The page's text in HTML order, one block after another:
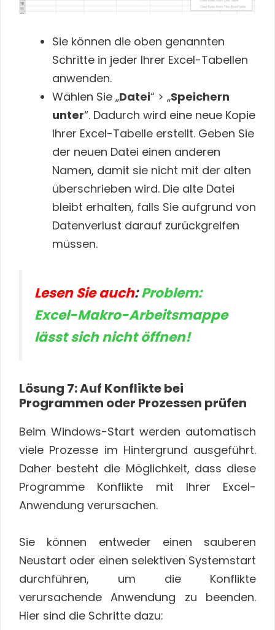
Sie können die oben genannten
Schritte in jeder Ihrer Excel-Tabellen
anwenden.
Wählen Sie „Datei“ > „Speichern
unter“. Dadurch wird eine neue Kopie
Ihrer Excel-Tabelle erstellt. Geben Sie
der neuen Datei einen anderen
Namen, damit sie nicht mit der alten
überschrieben wird. Die alte Datei
bleibt erhalten, falls Sie aufgrund von
Datenverlust darauf zurückgreifen
müssen.
Lesen Sie auch:Problem:
Excel-Makro-Arbeitsmappe
lässt sich nicht öffnen!
Lösung 7: Auf Konflikte bei
Programmen oder Prozessen prüfen
Beim Windows-Start werden automatisch
viele Prozesse im Hintergrund ausgeführt.
Daher besteht die Möglichkeit, dass diese
Programme Konflikte mit Ihrer Excel-
Anwendung verursachen.
Sie können entweder einen sauberen
Neustart oder einen selektiven Systemstart
durchführen, um die Konflikte
verursachende Anwendung zu beenden.
Hier sind die Schritte dazu: